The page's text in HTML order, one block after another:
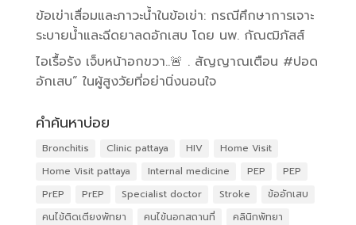
ข้อเข่าเสื่อมและภาวะน้ำในข้อเข่า: กรณีศึกษาการเจาะ
ระบายน้ำและฉีดยาลดอักเสบ โดย นพ. กัณฒิภัสส์
ไอเรื้อรัง เจ็บหน้าอกขวา..🚨 . สัญญาณเตือน #ปอด
อักเสบ” ในผู้สูงวัยที่อย่านิ่งนอนใจ
คำค้นหาบ่อย
Bronchitis Clinic pattaya HIV
Home Visit
Home Visit pattaya
Internal medicine PEP
PEP
PrEP
PrEP Specialist doctor Stroke
ข้ออักเสบ
คนไข้ติดเตียงพัทยา
คนไข้นอกสถานที่
คลินิกพัทยา